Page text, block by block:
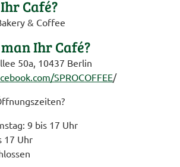
Café?
& Coffee
Ihr Café?
50a, 10437 Berlin
SPROCOFFEE/
9 bis 17 Uhr
17 Uhr